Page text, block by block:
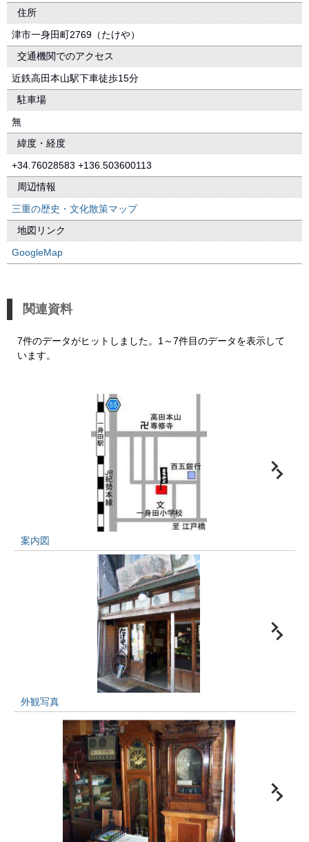
住所
津市一身田町2769（たけや）
交通機関でのアクセス
近鉄高田本山駅下車徒歩15分
駐車場
無
緯度・経度
+34.76028583 +136.503600113
周辺情報
三重の歴史・文化散策マップ
地図リンク
GoogleMap
関連資料
7件のデータがヒットしました。1～7件目のデータを表示して
います。
案内図
外観写真